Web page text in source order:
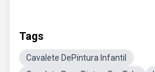
Tags
Cavalete DePintura Infantil